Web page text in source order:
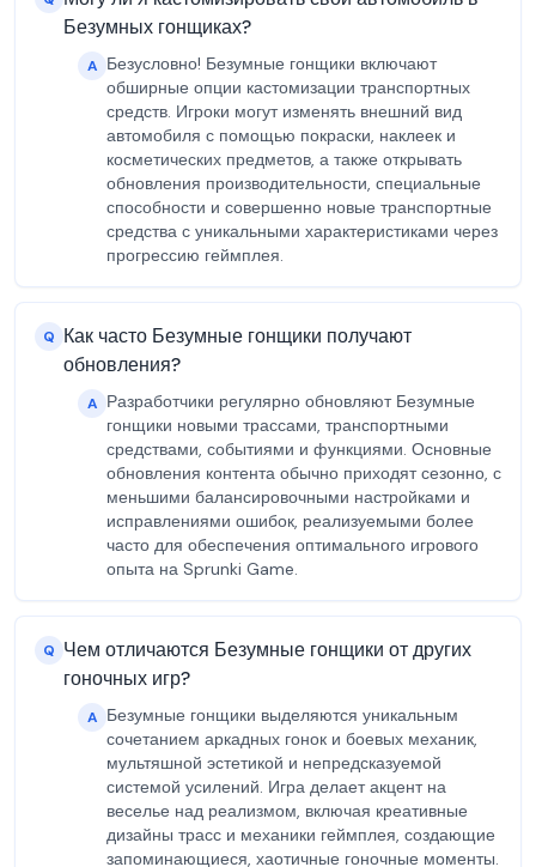
Безумных гонщиках?
A Безусловно! Безумные гонщики включают
обширные опции кастомизации транспортных
средств. Игроки могут изменять внешний вид
автомобиля с помощью покраски, наклеек и
косметических предметов, а также открывать
обновления производительности, специальные
способности и совершенно новые транспортные
средства с уникальными характеристиками через
прогрессию геймплея.
Q Как часто Безумные гонщики получают
обновления?
A Разработчики регулярно обновляют Безумные
гонщики новыми трассами, транспортными
средствами, событиями и функциями. Основные
обновления контента обычно приходят сезонно, с
меньшими балансировочными настройками и
исправлениями ошибок, реализуемыми более
часто для обеспечения оптимального игрового
опыта на Sprunki Game.
Q Чем отличаются Безумные гонщики от других
гоночных игр?
A Безумные гонщики выделяются уникальным
сочетанием аркадных гонок и боевых механик,
мультяшной эстетикой и непредсказуемой
системой усилений. Игра делает акцент на
веселье над реализмом, включая креативные
дизайны трасс и механики геймплея, создающие
запоминающиеся, хаотичные гоночные моменты.